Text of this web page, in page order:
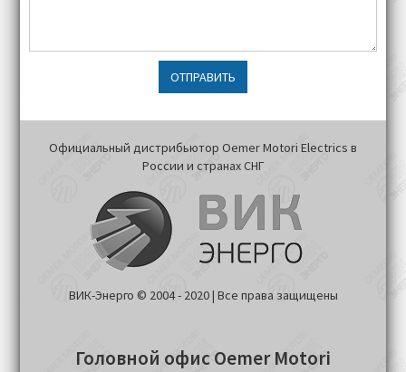
ОТПРАВИТЬ
Официальный дистрибьютор Oemer Motori Electrics в
России и странах СНГ
ВИК-Энерго © 2004 - 2020 | Все права защищены
Головной офис Oemer Motori